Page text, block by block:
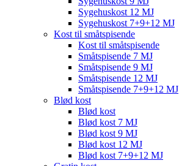
Sygehuskost 12 MJ
Sygehuskost 7+9+12 MJ
Kost til småtspisende
Kost til småtspisende
Småtspisende 7 MJ
Småtspisende 9 MJ
Småtspisende 12 MJ
Småtspisende 7+9+12 MJ
Blød kost
Blød kost
Blød kost 7 MJ
Blød kost 9 MJ
Blød kost 12 MJ
Blød kost 7+9+12 MJ